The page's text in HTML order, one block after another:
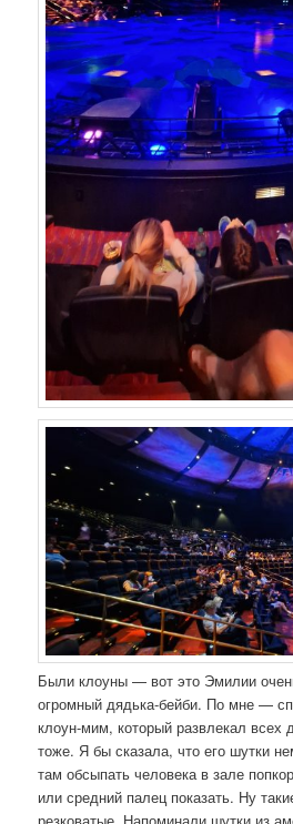
Были клоуны — вот это Эмилии
огромный дядька-бейби. По мне —
клоун-мим, который развлекал
тоже. Я бы сказала, что его шутки
там обсыпать человека в зале
или средний палец показать. Ну
резковатые. Напоминали шутки из